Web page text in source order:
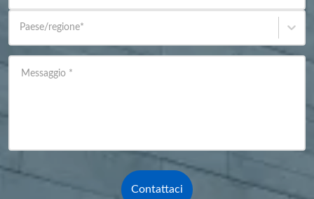
Paese/regione*
Messaggio *
Contattaci